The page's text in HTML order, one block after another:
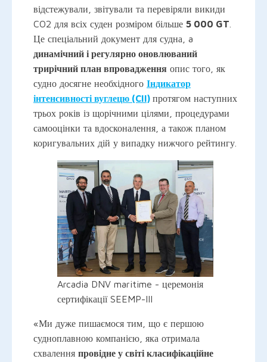
відстежували, звітували та перевіряли викиди
CO2 для всіх суден розміром більше 5 000 GT
Це спеціальний документ для судна, a
динамічний і регулярно оновлюваний
трирічний план впровадження опис того, як
судно досягне необхідного Індикатор
інтенсивності вуглецю (CII) протягом наступних
трьох років із щорічними цілями, процедурами
самооцінки та вдосконалення, а також планом
коригувальних дій у випадку нижчого рейтингу.
Arcadia DNV maritime - церемонія
сертифікації SEEMP-III
«Ми дуже пишаємося тим, що є першою
судноплавною компанією, яка отримала
схвалення провідне у світі класифікаційне